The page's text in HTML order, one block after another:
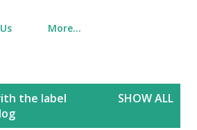
More…
the label
SHOW ALL